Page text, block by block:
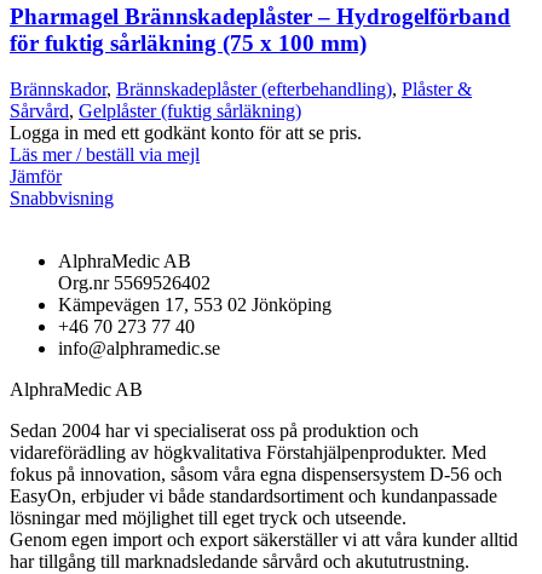
Pharmagel Brännskadeplåster – Hydrogelförband
för fuktig sårläkning (75 x 100 mm)
Brännskador, Brännskadeplåster (efterbehandling), Plåster &
Sårvård, Gelplåster (fuktig sårläkning)
Logga in med ett godkänt konto för att se pris.
Läs mer / beställ via mejl
Jämför
Snabbvisning
AlphraMedic AB
Org.nr 5569526402
Kämpevägen 17, 553 02 Jönköping
+46 70 273 77 40
info@alphramedic.se
AlphraMedic AB
Sedan 2004 har vi specialiserat oss på produktion och
vidareförädling av högkvalitativa Förstahjälpenprodukter. Med
fokus på innovation, såsom våra egna dispensersystem D-56 och
EasyOn, erbjuder vi både standardsortiment och kundanpassade
lösningar med möjlighet till eget tryck och utseende.
Genom egen import och export säkerställer vi att våra kunder alltid
har tillgång till marknadsledande sårvård och akututrustning.